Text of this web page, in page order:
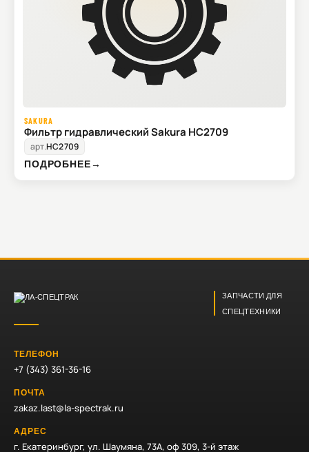
SAKURA
Фильтр гидравлический Sakura HC2709
арт.HC2709
ПОДРОБНЕЕ→
ЗАПЧАСТИ ДЛЯ
СПЕЦТЕХНИКИ
ТЕЛЕФОН
+7 (343) 361-36-16
ПОЧТА
zakaz.last@la-spectrak.ru
АДРЕС
г. Екатеринбург, ул. Шаумяна, 73А, оф 309, 3-й этаж